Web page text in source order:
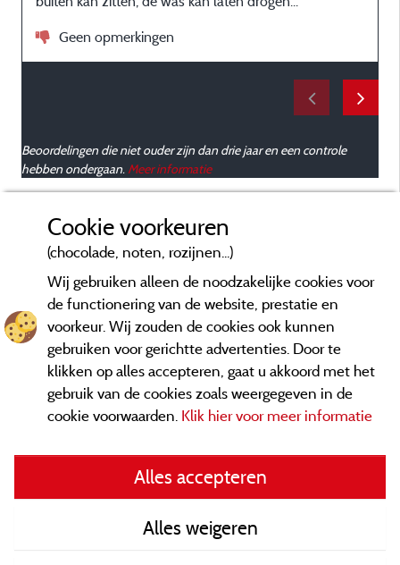
Geen opmerkingen
Beoordelingen die niet ouder zijn dan drie jaar en een controle
hebben ondergaan. Meer informatie
General terms of use
Contact gegevens
Cookie voorkeuren
(chocolade, noten, rozijnen...)
Wij gebruiken alleen de noodzakelijke cookies voor
de functionering van de website, prestatie en
voorkeur. Wij zouden de cookies ook kunnen
gebruiken voor gerichtte advertenties. Door te
klikken op alles accepteren, gaat u akkoord met het
gebruik van de cookies zoals weergegeven in de
cookie voorwaarden. Klik hier voor meer informatie
Alles accepteren
Alles weigeren